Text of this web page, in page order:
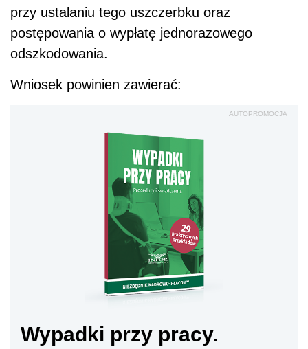
przy ustalaniu tego uszczerbku oraz
postępowania o wypłatę jednorazowego
odszkodowania.
Wniosek powinien zawierać:
AUTOPROMOCJA
Wypadki przy pracy.